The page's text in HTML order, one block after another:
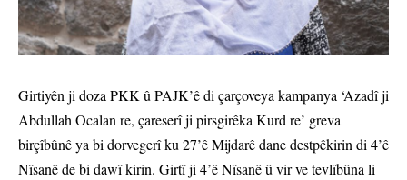
Girtiyên ji doza PKK û PAJK’ê di çarçoveya kampanya ‘Azadî ji
Abdullah Ocalan re, çareserî ji pirsgirêka Kurd re’ greva
birçîbûnê ya bi dorvegerî ku 27’ê Mijdarê dane destpêkirin di 4’ê
Nîsanê de bi dawî kirin. Girtî ji 4’ê Nîsanê û vir ve tevlîbûna li